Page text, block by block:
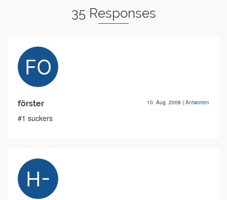
35 Responses
förster 10. Aug. 2008 | Antworten
#1 suckers